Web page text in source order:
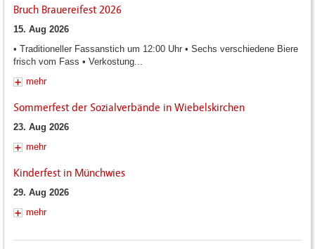
Bruch Brauereifest 2026
15. Aug 2026
• Traditioneller Fassanstich um 12:00 Uhr • Sechs verschiedene Biere
frisch vom Fass • Verkostung...
mehr
Sommerfest der Sozialverbände in Wiebelskirchen
23. Aug 2026
mehr
Kinderfest in Münchwies
29. Aug 2026
mehr